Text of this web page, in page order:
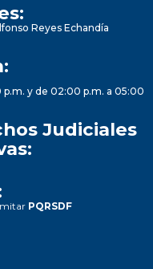
Reyes Echandía
p.m. y de 02:00 p.m. a 05:00
Judiciales
PQRSDF